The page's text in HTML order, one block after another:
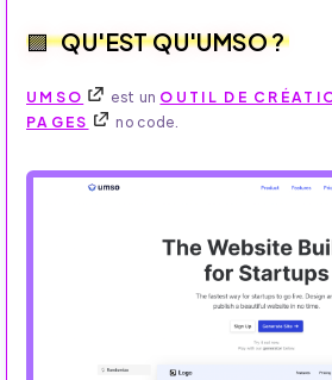
QU'EST QU'UMSO ?
UMSO est un OUTIL DE
PAGES
no code.